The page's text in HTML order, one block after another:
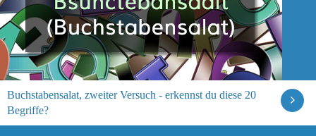
Buchstabensalat, zweiter Versuch - erkennst du diese 20
Begriffe?